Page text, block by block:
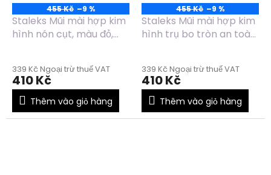
455 Kč –9 %
Staleks Mũi mài hợp kim
hình nón cụt, màu đỏ,
FT70R060/14
339 Kč Ngoại trừ thuế VAT
410 Kč
Thêm vào giỏ hàng
455 Kč –9 %
Staleks Mũi mài hợp kim
hình trụ bo tròn an toàn,
14mm - FT31B06
339 Kč Ngoại trừ thuế VAT
410 Kč
Thêm vào giỏ hàng